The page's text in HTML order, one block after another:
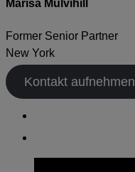
Marisa Mulvihill
Former Senior Partner
New York
Kontakt aufnehmen